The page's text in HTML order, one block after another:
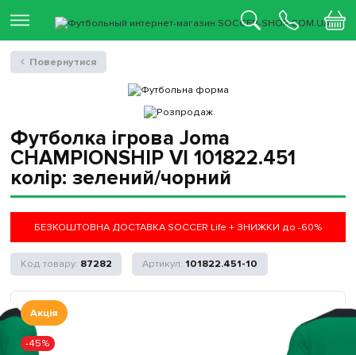
Футболка ігрова Joma
CHAMPIONSHIP VI 101822.451
колір: зелений/чорний
БЕЗКОШТОВНА ДОСТАВКА SOCCER Life + ЗНИЖКИ до -60%
87282 101822.451-10
Акція
-45%
Повернутися